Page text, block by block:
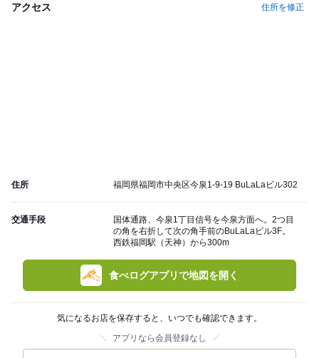
アクセス 住所を修正
住所 福岡県福岡市中央区今泉1-9-19 BuLaLaビル302
交通手段
国体通路、今泉1丁目信号を今泉方面へ。2つ目
の角を右折して次の角手前のBuLaLaビル3F。
西鉄福岡駅（天神）から300m
食べログアプリで地図を開く
気になるお店を保存すると、いつでも確認できます。
アプリなら会員登録なし